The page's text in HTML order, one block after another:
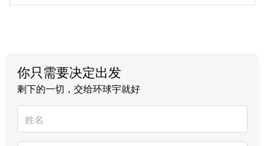
你只需要决定出发
剩下的一切，交给环球宇就好